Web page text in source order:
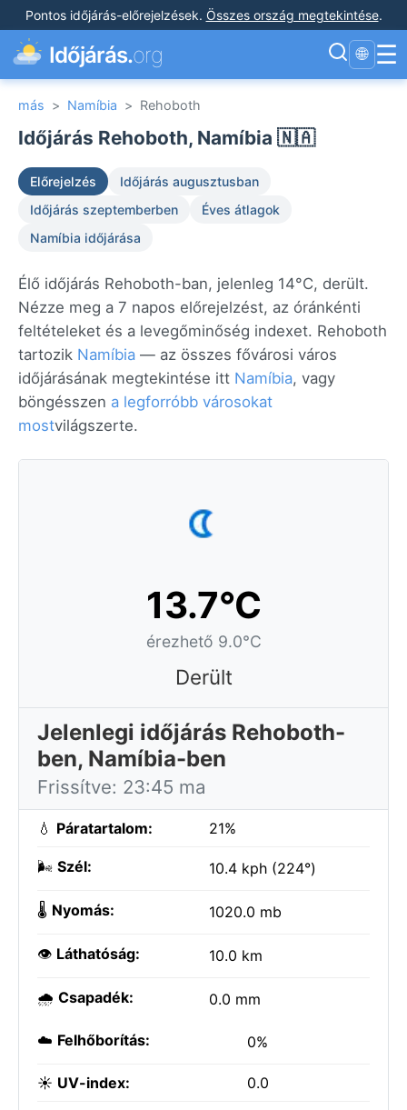
Pontos időjárás-előrejelzések. Összes ország megtekintése.
Időjárás.org 🌐 ☰
más > Namíbia > Rehoboth
Időjárás Rehoboth, Namíbia 🇳🇦
Előrejelzés
Időjárás augusztusban
Időjárás szeptemberben
Éves átlagok
Namíbia időjárása
Élő időjárás Rehoboth-ban, jelenleg 14°C, derült.
Nézze meg a 7 napos előrejelzést, az óránkénti
feltételeket és a levegőminőség indexet. Rehoboth
tartozik Namíbia — az összes fővárosi város
időjárásának megtekintése itt Namíbia, vagy
böngésszen a legforróbb városokat
mostvilágszerte.
13.7°C
érezhető 9.0°C
Derült
Jelenlegi időjárás Rehoboth-
ben, Namíbia-ben
Frissítve: 23:45 ma
💧 Páratartalom: 21%
🌬️ Szél: 10.4 kph (224°)
🌡️ Nyomás: 1020.0 mb
👁️ Láthatóság: 10.0 km
🌧️ Csapadék: 0.0 mm
☁️ Felhőborítás: 0%
☀️ UV-index: 0.0